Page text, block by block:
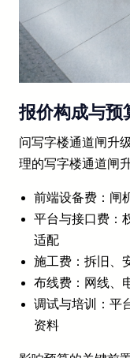
报价构成与预
问写字楼通道闸升
理的写字楼通道闸
前端设备费：闸
平台与接口费：
适配
施工费：拆旧、
布线费：网线、
调试与培训：平
资料